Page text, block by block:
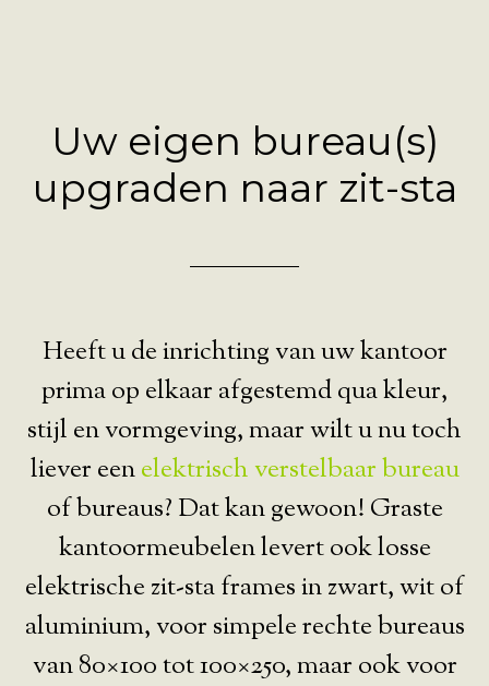
Uw eigen bureau(s)
upgraden naar zit-sta
Heeft u de inrichting van uw kantoor
prima op elkaar afgestemd qua kleur,
stijl en vormgeving, maar wilt u nu toch
liever eenelektrisch verstelbaar bureau
of bureaus? Dat kan gewoon! Graste
kantoormeubelen levert ook losse
elektrische zit-sta frames in zwart, wit of
aluminium, voor simpele rechte bureaus
van 80×100 tot 100×250, maar ook voor